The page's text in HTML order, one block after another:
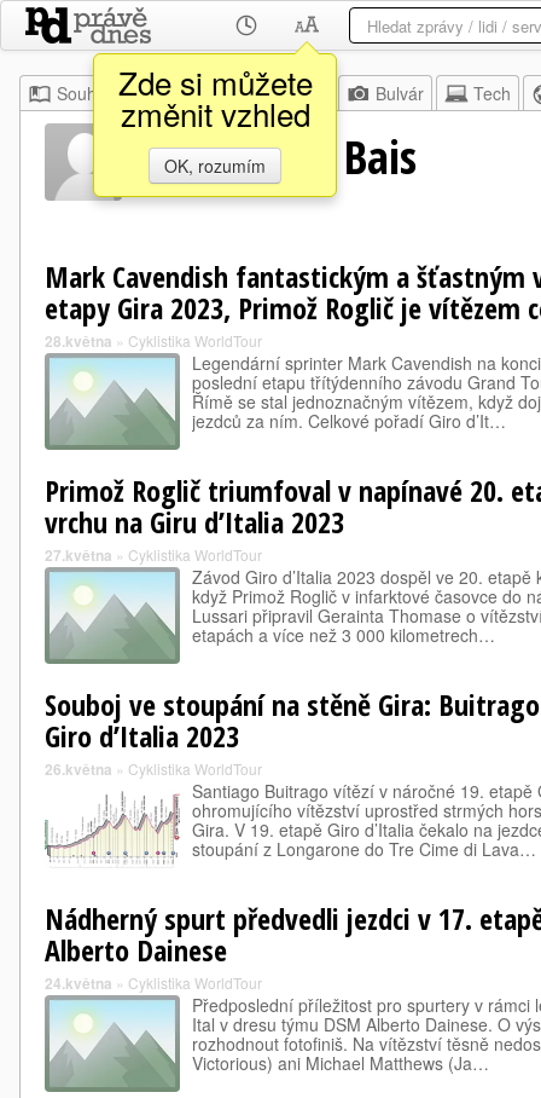
Zde si můžete
změnit vzhled
OK, rozumím
Souhrn Moje Z domova Bulvár Tech
Eok Davide Bais
Mark Cavendish fantastickým a šťastným
etapy Gira 2023, Primož Roglič je vítězem
28.května » Cyklistika WorldTour
Legendární sprinter Mark Cavendish na
poslední etapu třítýdenního závodu Grand
Římě se stal jednoznačným vítězem, když
jezdců za ním. Celkové pořadí Giro d’It…
Primož Roglič triumfoval v napínavé 20.
vrchu na Giru d’Italia 2023
27.května » Cyklistika WorldTour
Závod Giro d’Italia 2023 dospěl ve 20.
když Primož Roglič v infarktové časovce do
Lussari připravil Gerainta Thomase o
etapách a více než 3 000 kilometrech…
Souboj ve stoupání na stěně Gira:
Giro d’Italia 2023
26.května » Cyklistika WorldTour
Santiago Buitrago vítězí v náročné 19. etapě
ohromujícího vítězství uprostřed strmých
Gira. V 19. etapě Giro d’Italia čekalo na
stoupání z Longarone do Tre Cime di Lava…
Nádherný spurt předvedli jezdci v 17.
Alberto Dainese
24.května » Cyklistika WorldTour
Předposlední příležitost pro spurtery v rámci
Ital v dresu týmu DSM Alberto Dainese. O
rozhodnout fotofiniš. Na vítězství těsně
Victorious) ani Michael Matthews (Ja…